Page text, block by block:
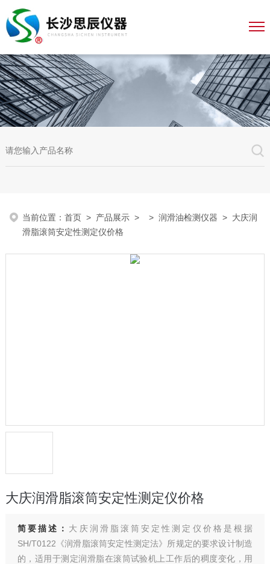
当前位置：首页 > 产品展示 > >润滑油检测仪器 > 大庆润
滑脂滚筒安定性测定仪价格
大庆润滑脂滚筒安定性测定仪价格
简要描述： 大庆润滑脂滚筒安定性测定仪价格是根据
SH/T0122《润滑脂滚筒安定性测定法》所规定的要求设计制造
的，适用于测定润滑脂在滚筒试验机上工作后的稠度变化，用